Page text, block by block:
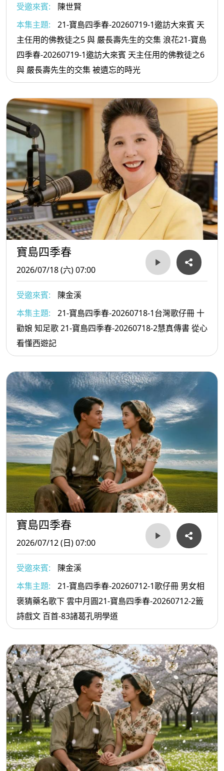
受邀來賓:
陳世賢
本集主題:
21-寶島四季春-20260719-1邀訪大來賓 天
主任用的佛教徒之5 與 嚴長壽先生的交集 浪花21-寶島
四季春-20260719-1邀訪大來賓 天主任用的佛教徒之6
與 嚴長壽先生的交集 被遺忘的時光
寶島四季春
2026/07/18 (六) 07:00
受邀來賓:
陳金溪
本集主題:
21-寶島四季春-20260718-1台灣歌仔冊 十
勸娘 知足歌 21-寶島四季春-20260718-2慧真傳書 從心
看懂西遊記
寶島四季春
2026/07/12 (日) 07:00
受邀來賓:
陳金溪
本集主題:
21-寶島四季春-20260712-1歌仔冊 男女相
褒猜藥名歌下 雲中月圓21-寶島四季春-20260712-2籤
詩戲文 百首-83諸葛孔明學道